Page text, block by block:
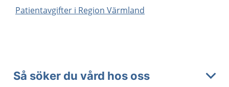
Patientavgifter i Region Värmland
Så söker du vård hos oss